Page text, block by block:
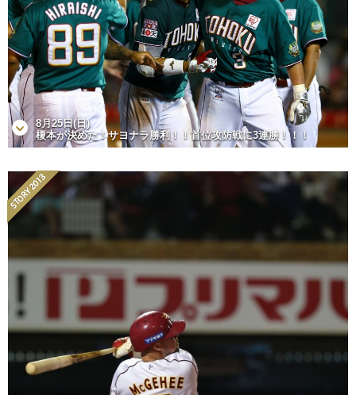
8月25日(日)
榎本が決めた！サヨナラ勝利！！首位攻防戦に3連勝！！！